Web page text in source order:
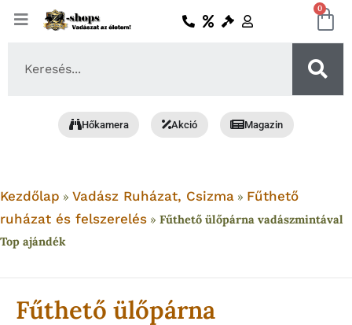
Skip
0
Hőkamera Akció Magazin
Kezdőlap » Vadász Ruházat, Csizma » Fűthető
ruházat és felszerelés » Fűthető ülőpárna vadászmintával
Top ajándék
Fűthető ülőpárna